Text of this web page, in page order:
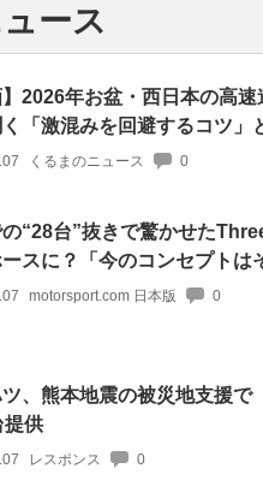
ース
】2026年お盆・西日本の高
「激混みを回避するコツ」
くるまのニュース 0
“28台”抜きで驚かせた
スに？「今のコンセプトは
motorsport.com 日本版 0
、熊本地震の被災地支援
提供
レスポンス 0